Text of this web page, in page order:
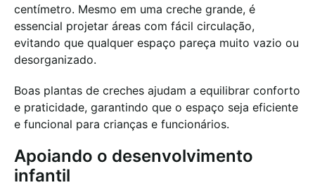
centímetro. Mesmo em uma creche grande, é
essencial projetar áreas com fácil circulação,
evitando que qualquer espaço pareça muito vazio ou
desorganizado.
Boas plantas de creches ajudam a equilibrar conforto
e praticidade, garantindo que o espaço seja eficiente
e funcional para crianças e funcionários.
Apoiando o desenvolvimento
infantil